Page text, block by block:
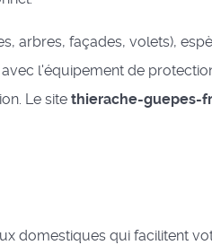
arbres, façades, volets),
l'équipement de
Le site thierache-guepes-
domestiques qui facilitent